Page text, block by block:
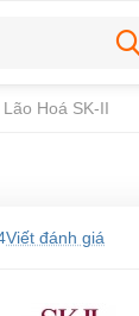
Hoá SK-II
Viết đánh giá